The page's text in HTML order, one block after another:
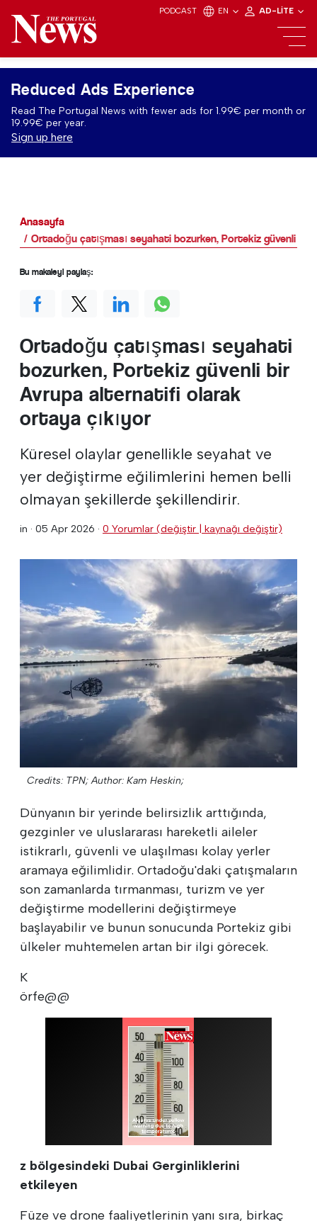
PODCAST EN AD-LITE
Reduced Ads Experience
Read The Portugal News with fewer ads for 1.99€ per month or
19.99€ per year.
Sign up here
Anasayfa
Ortadoğu çatışması seyahati bozurken, Portekiz güvenli
Ortadoğu çatışması seyahati
bozurken, Portekiz güvenli bir
Avrupa alternatifi olarak
ortaya çıkıyor
Küresel olaylar genellikle seyahat ve
yer değiştirme eğilimlerini hemen belli
olmayan şekillerde şekillendirir.
in · 05 Apr 2026 · 0 Yorumlar (değiştir | kaynağı değiştir)
Credits: TPN; Author: Kam Heskin;
Dünyanın bir yerinde belirsizlik arttığında,
gezginler ve uluslararası hareketli aileler
istikrarlı, güvenli ve ulaşılması kolay yerler
aramaya eğilimlidir. Ortadoğu'daki çatışmaların
son zamanlarda tırmanması, turizm ve yer
değiştirme modellerini değiştirmeye
başlayabilir ve bunun sonucunda Portekiz gibi
ülkeler muhtemelen artan bir ilgi görecek.
K
örfe@@
z bölgesindeki Dubai Gerginliklerini
etkileyen
Füze ve drone faaliyetlerinin yanı sıra, birkaç
Bu makaleyi paylaş: